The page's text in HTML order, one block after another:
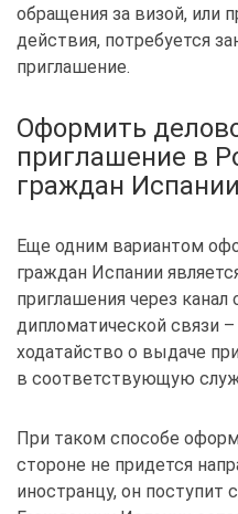
обращения за визой, или
действия, потребуется
приглашение.
Оформить
приглашение в
граждан
Еще одним вариантом
граждан Испании
приглашения через канал
дипломатической связи
ходатайство о выдаче
в соответствующую
При таком способе
стороне не придется
иностранцу, он поступит